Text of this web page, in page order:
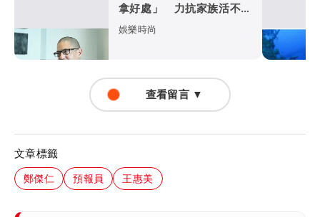
拿好處」 力抗家族活不過
50歲魔咒
娛樂時尚
查看留言 ▼
文章標籤
鄭傑仁 預報員 王惠美